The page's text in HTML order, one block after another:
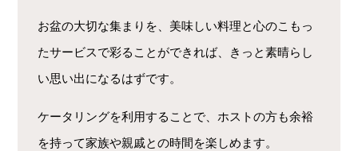
お盆の大切な集まりを、美味しい料理と心のこもっ
たサービスで彩ることができれば、きっと素晴らし
い思い出になるはずです。
ケータリングを利用することで、ホストの方も余裕
を持って家族や親戚との時間を楽しめます。